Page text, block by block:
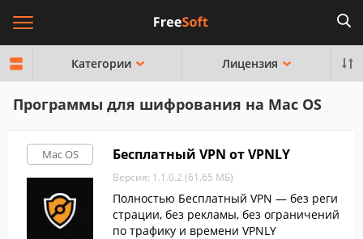
Категории Лицензия
Программы для шифрования на Mac OS
Mac OS Бесплатный VPN от VPNLY
Версия: 1.1.0.2 (61.65 МБ)
Полностью Бесплатный VPN — без реги
страции, без рекламы, без ограничений
по трафику и времени VPNLY